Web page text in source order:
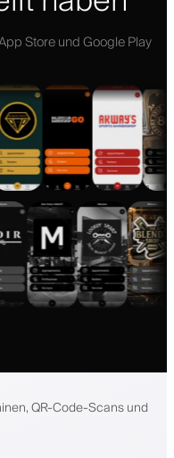
Store und Google Play
QR-Code-Scans und